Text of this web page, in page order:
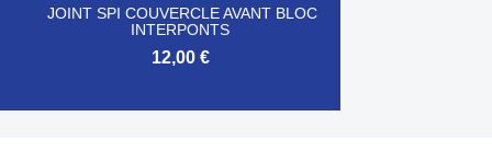
JOINT SPI COUVERCLE AVANT BLOC
INTERPONTS
12,00 €